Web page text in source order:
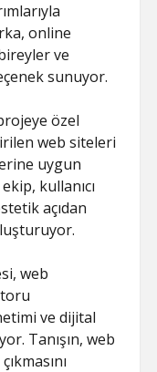
online
ve
sunuyor.
özel
web siteleri
uygun
kullanıcı
açıdan
web
ve dijital
Tanışın, web